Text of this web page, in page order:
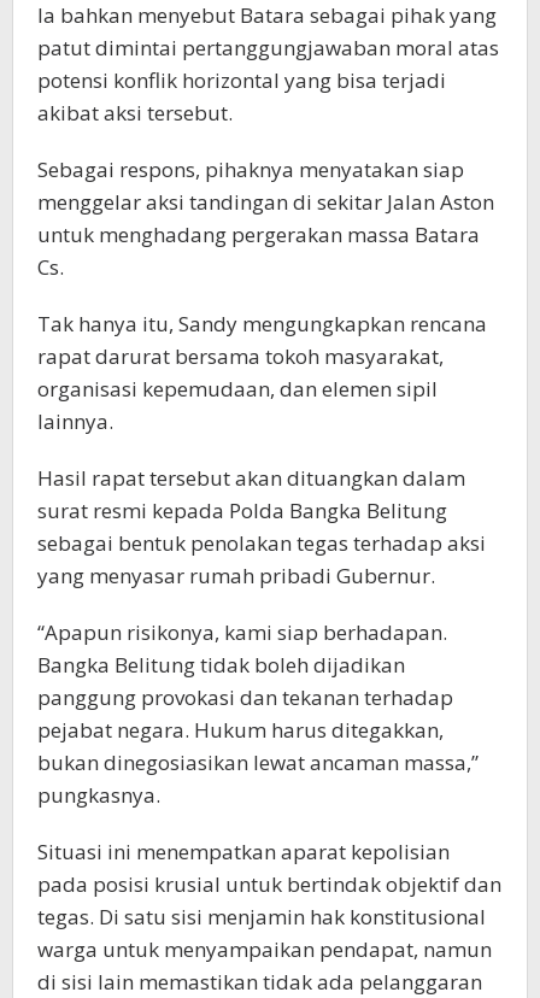
Ia bahkan menyebut Batara sebagai pihak yang
patut dimintai pertanggungjawaban moral atas
potensi konflik horizontal yang bisa terjadi
akibat aksi tersebut.
Sebagai respons, pihaknya menyatakan siap
menggelar aksi tandingan di sekitar Jalan Aston
untuk menghadang pergerakan massa Batara
Cs.
Tak hanya itu, Sandy mengungkapkan rencana
rapat darurat bersama tokoh masyarakat,
organisasi kepemudaan, dan elemen sipil
lainnya.
Hasil rapat tersebut akan dituangkan dalam
surat resmi kepada Polda Bangka Belitung
sebagai bentuk penolakan tegas terhadap aksi
yang menyasar rumah pribadi Gubernur.
“Apapun risikonya, kami siap berhadapan.
Bangka Belitung tidak boleh dijadikan
panggung provokasi dan tekanan terhadap
pejabat negara. Hukum harus ditegakkan,
bukan dinegosiasikan lewat ancaman massa,”
pungkasnya.
Situasi ini menempatkan aparat kepolisian
pada posisi krusial untuk bertindak objektif dan
tegas. Di satu sisi menjamin hak konstitusional
warga untuk menyampaikan pendapat, namun
di sisi lain memastikan tidak ada pelanggaran